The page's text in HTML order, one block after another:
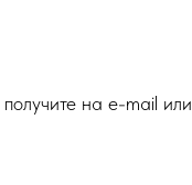
на e-mail или